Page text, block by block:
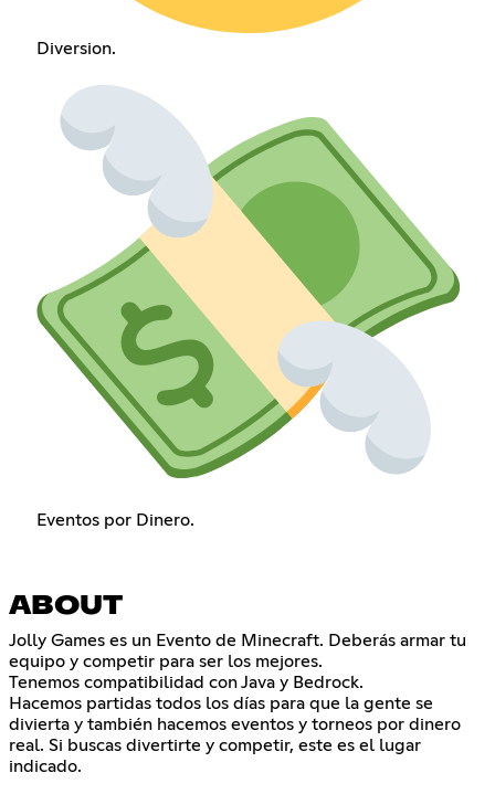
Diversion.
Eventos por Dinero.
ABOUT
Jolly Games es un Evento de Minecraft. Deberás armar tu
equipo y competir para ser los mejores.
Tenemos compatibilidad con Java y Bedrock.
Hacemos partidas todos los días para que la gente se
divierta y también hacemos eventos y torneos por dinero
real. Si buscas divertirte y competir, este es el lugar
indicado.